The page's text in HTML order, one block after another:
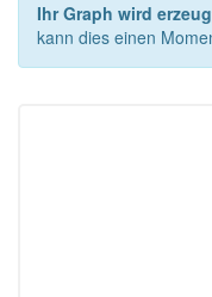
Ihr Graph wird
kann dies einen